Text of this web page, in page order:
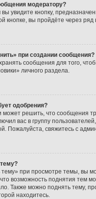
модератору?
увидите кнопку,
кнопке, вы пройдёте через
при создании сообщения?
сообщения для того,
личного раздела.
одобрения?
решить, что сообщения
вас в группу
Пожалуйста, свяжитесь с
при просмотре темы, вы
возможность поднятия тем
Также можно поднять тему,
находитесь.